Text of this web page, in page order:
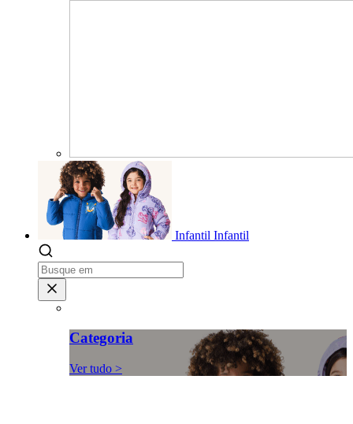
Infantil Infantil
Categoria
Ver tudo >